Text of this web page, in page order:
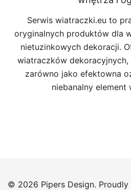
Serwis wiatraczki.eu to
oryginalnych produktów dla
nietuzinkowych dekoracji.
wiatraczków
zarówno jako efektowna
niebanalny
© 2026 Pipers Design.